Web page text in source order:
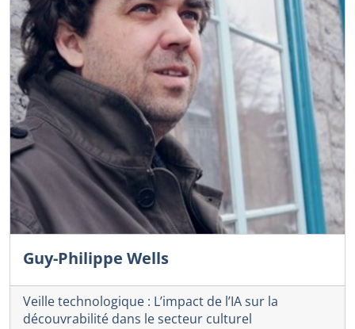
Guy-Philippe Wells
Veille technologique : L’impact de l’IA sur la
découvrabilité dans le secteur culturel